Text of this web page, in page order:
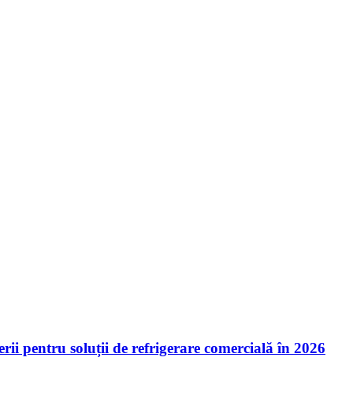
pentru soluții de refrigerare comercială în 2026